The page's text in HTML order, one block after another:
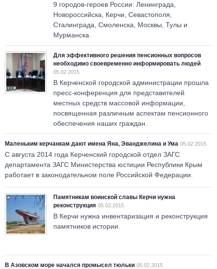
9 городов-героев России: Ленинграда,
Новороссийска, Керчи, Севастополя,
Сталинграда, Смоленска, Москвы, Тулы и
Мурманска.
Для эффективного решения пенсионных вопросов
необходимо своевременно информировать людей
05.02.2015
В Керченской городской администрации прошла
пресс-конференция для представителей
местных средств массовой информации,
посвященная различным аспектам пенсионного
обеспечения наших граждан.
Маленьким керчанкам дают имена Яна, Эванджелина и Ума 05.02.2015
С августа 2014 года Керченский городской отдел ЗАГС
департамента ЗАГС Министерства юстиции Республики Крым
работает в законодательном поле Российской Федерации.
Памятникам воинской славы Керчи нужна
реконструкция 05.02.2015
В Керчи нужна инвентаризация и реконструкция
памятников истории.
В Азовском море начался промысел тюльки 05.02.2015